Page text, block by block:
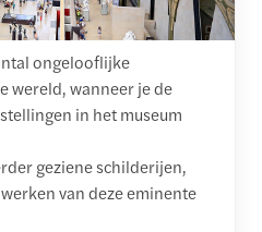
ongelooflijke
wereld, wanneer je de
in het museum
geziene schilderijen,
van deze eminente